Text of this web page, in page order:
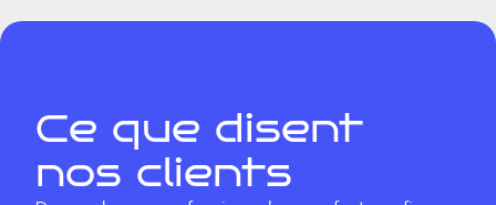
Ce que disent
nos clients